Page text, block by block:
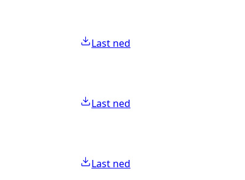
Last ned
Last ned
Last ned